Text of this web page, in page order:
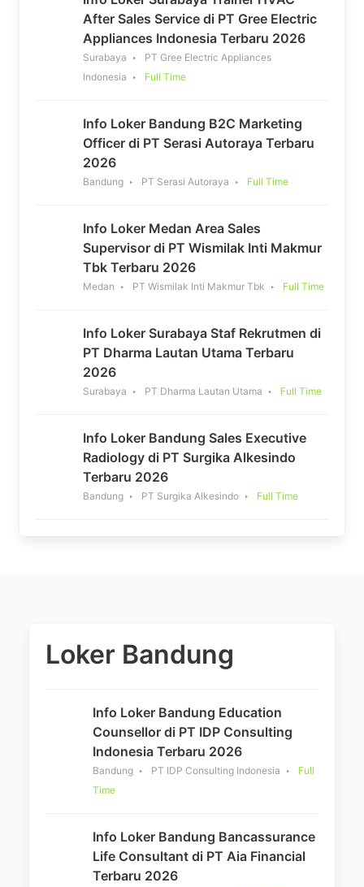
After Sales Service di PT Gree Electric
Appliances Indonesia Terbaru 2026
Surabaya
PT Gree Electric Appliances
Indonesia
Full Time
Info Loker Bandung B2C Marketing
Officer di PT Serasi Autoraya Terbaru
2026
Bandung PT Serasi Autoraya Full Time
Info Loker Medan Area Sales
Supervisor di PT Wismilak Inti Makmur
Tbk Terbaru 2026
Medan PT Wismilak Inti Makmur Tbk Full Time
Info Loker Surabaya Staf Rekrutmen di
PT Dharma Lautan Utama Terbaru
2026
Surabaya PT Dharma Lautan Utama Full Time
Info Loker Bandung Sales Executive
Radiology di PT Surgika Alkesindo
Terbaru 2026
Bandung PT Surgika Alkesindo Full Time
Loker Bandung
Info Loker Bandung Education
Counsellor di PT IDP Consulting
Indonesia Terbaru 2026
Bandung PT IDP Consulting Indonesia
Full
Time
Info Loker Bandung Bancassurance
Life Consultant di PT Aia Financial
Terbaru 2026